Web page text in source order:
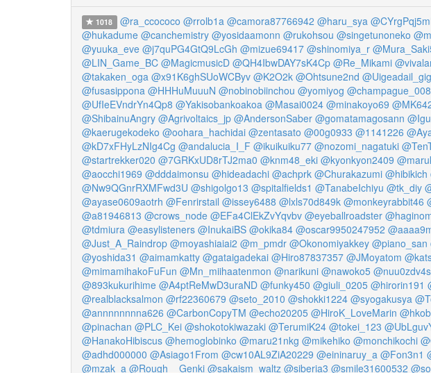
1018 @ra_ccococo @rrolb1a @camora87766942 @haru_sya
@hukadume @canchemistry @yosidaamonn @rukohsou @singetunoneko
@yuuka_eve @j7quPG4GtQ9LcGh @mizue69417 @shinomiya_r
@LIN_Game_BC @MagicmusicD @QH4IbwDAY7sK4Cp @Re_Mikami
@takaken_oga @x91K6ghSUoWCByv @K2O2k @Ohtsune2nd
@fusasippona @HHHuMuuuN @nobinobiinchou @yomiyog @champague_008
@UfIeEVndrYn4Qp8 @Yakisobankoakoa @Masai0024 @minakoyo69
@ShibainuAngry @Agrivoltaics_jp @AndersonSaber @gomatamagosann
@kaerugekodeko @oohara_hachidai @zentasato @00g0933 @1141226
@kD7xFHyLzNIg4Cg @andalucia_I_F @ikuikuiku77 @nozomi_nagatuki
@startrekker020 @7GRKxUD8rTJ2ma0 @knm48_eki @kyonkyon2409
@aocchi1969 @dddaimonsu @hideadachi @achprk @Churakazumi @hibikich
@Nw9QGnrRXMFwd3U @shigolgo13 @spitalfields1 @TanabeIchiyu @tk_diy
@ayase0609aotrh @Fenrirstail @issey6488 @lxls70d849k @monkeyrabbit46
@a81946813 @crows_node @EFa4ClEkZvYqvbv @eyeballroadster
@tdmiura @easylisteners @InukaiBS @okika84 @oscar9950247952
@Just_A_Raindrop @moyashiaiai2 @m_pmdr @Okonomiyakkey @piano_san
@yoshida31 @aimamkatty @gataigadekai @Hiro87837357 @JMoyatom
@mimamihakoFuFun @Mn_miihaatenmon @narikuni @nawoko5
@893kukurihime @A4ptReMwD3uraND @funky450 @giuli_0205 @hirorin191
@realblacksalmon @rf22360679 @seto_2010 @shokki1224 @syogakusya
@annnnnnnna626 @CarbonCopyTM @echo20205 @HiroK_LoveMarin
@pinachan @PLC_Kei @shokotokiwazaki @TerumiK24 @tokei_123
@HanakoHibiscus @hemoglobinko @maru21nkg @mikehiko @monchikochi
@adhd000000 @Asiago1From @cw10AL9ZiA20229 @eininaruy_a @Fon3n1
@mzak_a @Rough__Genki @sakaism_waltz @siberia3 @smile31600532